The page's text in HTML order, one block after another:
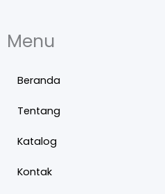
Menu
Beranda
Tentang
Katalog
Kontak